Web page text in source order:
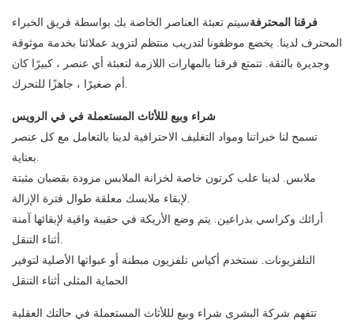
فرقنا المحترفةسيتم تعبئة العناصر الخاصة بك بواسطة فريق الخبراء
المحترف لدينا. يخضع موظفونا لتدريب منتظم لتزويد عملائنا بخدمة موثوقة
وجديرة بالثقة. تتمتع فرقنا بالمهارات اللازمة لتعبئة أي عنصر ، كبيرًا كان
شراء وبيع لللأثاث المستعملة في في الرويس
تسمح لنا خبراتنا ومواد التغليف الاحترافية لدينا بالتعامل مع كل عنصر
ملابس. لدينا علب كرتون خاصة لخزانة الملابس مزودة بقضبان مثبتة
أرائك وكراسي بذراعين. يتم وضع الأريكة في حقيبة واقية لإبقائها آمنة
التلفزيونات. نستخدم أكياس تلفزيون مبطنة أو عبواتها الأصلية لتوفير
الحماية المثلى أثناء التنقل
تتفهم شركة البشرى شراء وبيع لللأثاث المستعملة في حالتك العقلية